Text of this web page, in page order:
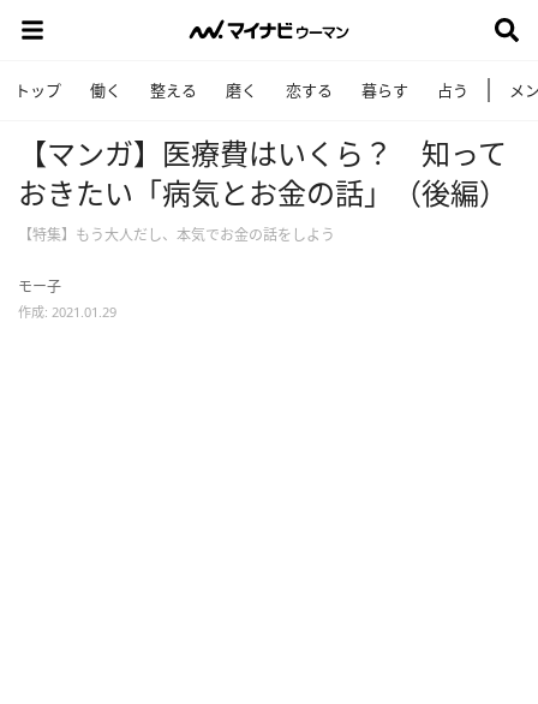
トップ 働く 整える 磨く 恋する 暮らす 占う メ
【マンガ】医療費はいくら？ 知って
おきたい「病気とお金の話」（後編）
【特集】もう大人だし、本気でお金の話をしよう
モー子
作成: 2021.01.29